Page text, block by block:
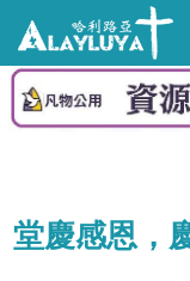
堂慶感恩，